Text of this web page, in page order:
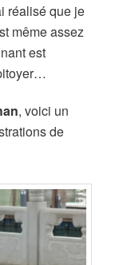
réalisé que je
même assez
est
, voici un
de